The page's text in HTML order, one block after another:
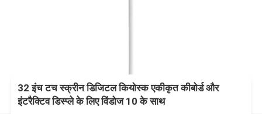
32 इंच टच स्क्रीन डिजिटल कियोस्क एकीकृत कीबोर्ड और
इंटरैक्टिव डिस्प्ले के लिए विंडोज 10 के साथ